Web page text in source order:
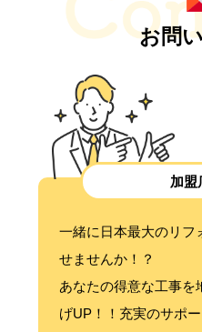
お問
加盟
一緒に日本最大のリフ
せませんか！？
あなたの得意な工事を
げUP！！充実のサポ